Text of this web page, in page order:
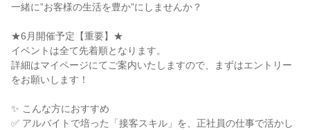
一緒に”お客様の生活を豊か”にしませんか？
★6月開催予定【重要】★
イベントは全て先着順となります。
詳細はマイページにてご案内いたしますので、まずはエントリー
をお願いします！
✨ こんな方におすすめ
✅ アルバイトで培った「接客スキル」を、正社員の仕事で活かし